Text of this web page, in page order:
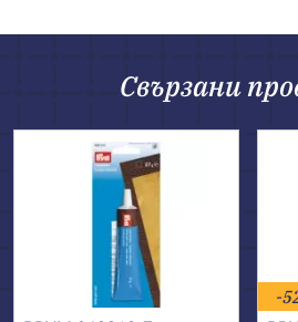
Свързани
-